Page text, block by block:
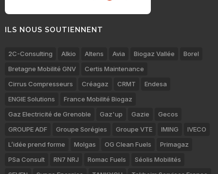
ILS NOUS SOUTIENNENT
2C-Consulting Alkio Altens Avia Biogaz Vallée
Borel
Bretagne Mobilité GNV
Certis Maintenance
Cirrus Compresseurs
Créagaz CRMT
Endesa
ENGIE Solutions
France Mobilité Biogaz
Gaz Electricité de Grenoble
Gaz'up Gazie
Gecos
GROUPE ADF
Groupe Sorégies Groupe VTE IMING
IVECO
L’idée prend forme
Molgas OG Clean Fuels
Primagaz
PSa Consult
RN7 NRJ Romac Fuels
Séolis Mobilités